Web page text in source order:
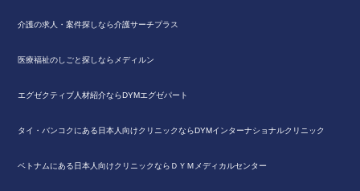
介護の求人・案件探しなら介護サーチプラス
医療福祉のしごと探しならメディルン
エグゼクティブ人材紹介ならDYMエグゼパート
タイ・バンコクにある日本人向けクリニックならDYMインターナショナルクリニック
ベトナムにある日本人向けクリニックならＤＹＭメディカルセンター